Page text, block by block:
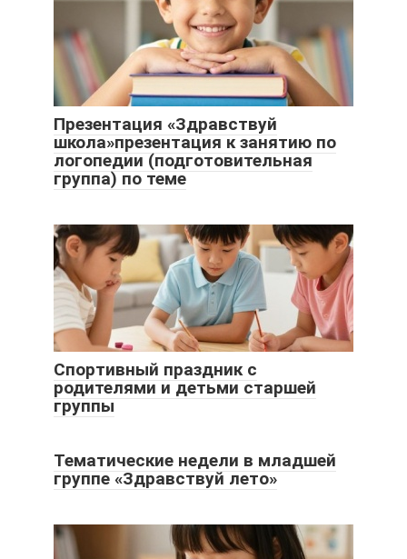
Презентация «Здравствуй
школа»презентация к занятию по
логопедии (подготовительная
группа) по теме
Спортивный праздник с
родителями и детьми старшей
группы
Тематические недели в младшей
группе «Здравствуй лето»